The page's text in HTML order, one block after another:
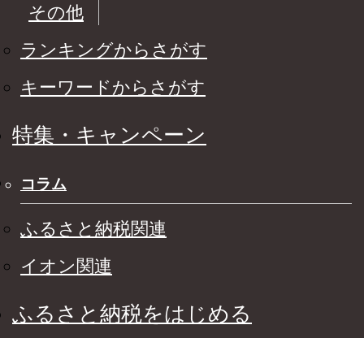
その他
ランキングからさがす
キーワードからさがす
特集・キャンペーン
コラム
ふるさと納税関連
イオン関連
ふるさと納税をはじめる